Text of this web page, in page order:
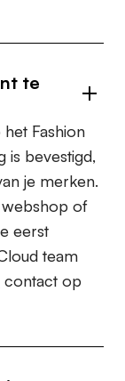
te
Fashion
is bevestigd,
je merken.
webshop of
eerst
team
contact op